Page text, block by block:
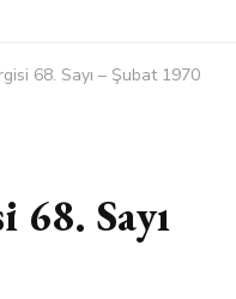
68. Sayı – Şubat 1970
Sayı